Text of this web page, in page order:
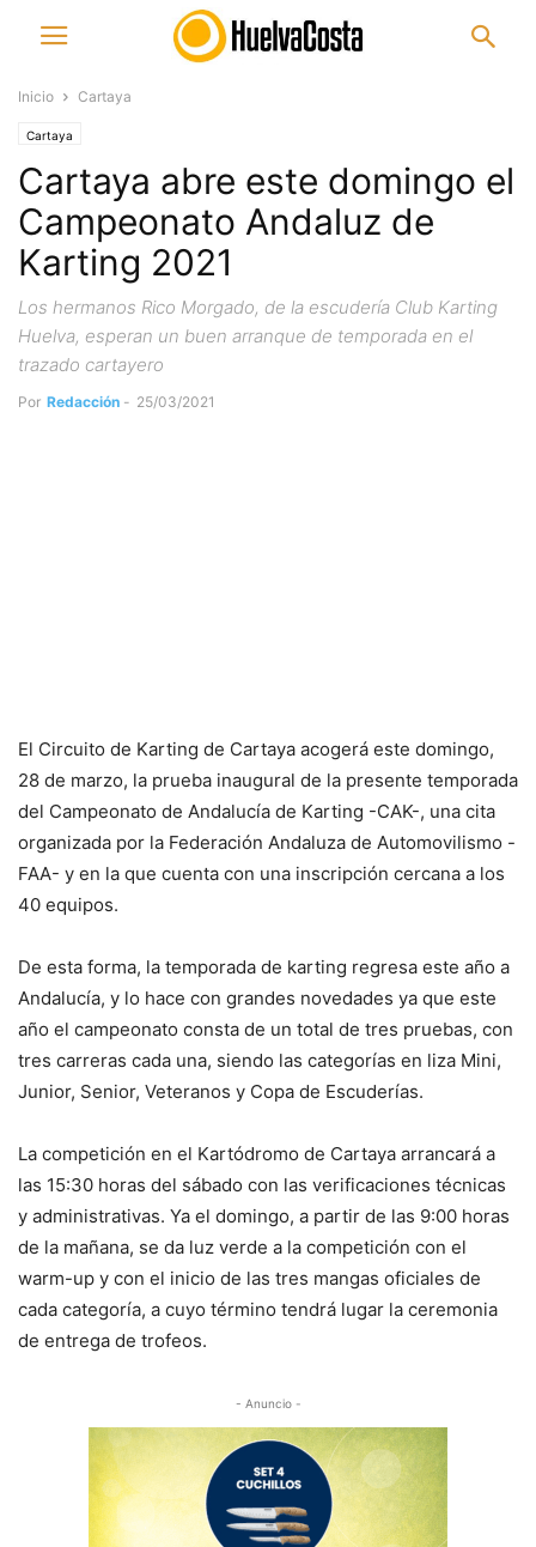
Inicio Cartaya
Cartaya
Cartaya abre este domingo el
Campeonato Andaluz de
Karting 2021
Los hermanos Rico Morgado, de la escudería Club Karting
Huelva, esperan un buen arranque de temporada en el
trazado cartayero
Por Redacción - 25/03/2021
El Circuito de Karting de Cartaya acogerá este domingo,
28 de marzo, la prueba inaugural de la presente temporada
del Campeonato de Andalucía de Karting -CAK-, una cita
organizada por la Federación Andaluza de Automovilismo -
FAA- y en la que cuenta con una inscripción cercana a los
40 equipos.
De esta forma, la temporada de karting regresa este año a
Andalucía, y lo hace con grandes novedades ya que este
año el campeonato consta de un total de tres pruebas, con
tres carreras cada una, siendo las categorías en liza Mini,
Junior, Senior, Veteranos y Copa de Escuderías.
La competición en el Kartódromo de Cartaya arrancará a
las 15:30 horas del sábado con las verificaciones técnicas
y administrativas. Ya el domingo, a partir de las 9:00 horas
de la mañana, se da luz verde a la competición con el
warm-up y con el inicio de las tres mangas oficiales de
cada categoría, a cuyo término tendrá lugar la ceremonia
de entrega de trofeos.
- Anuncio -